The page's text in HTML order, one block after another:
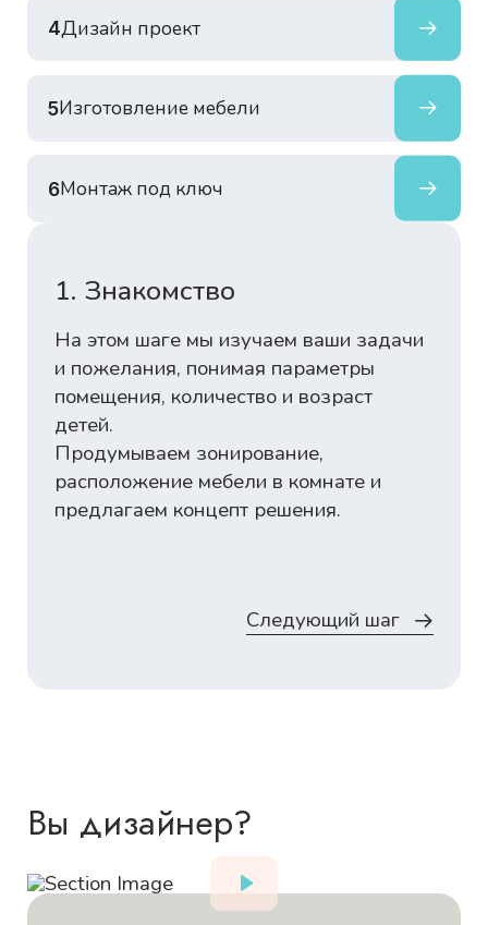
4Дизайн проект
5Изготовление мебели
6Монтаж под ключ
1. Знакомство
На этом шаге мы изучаем ваши задачи
и пожелания, понимая параметры
помещения, количество и возраст
детей.
Продумываем зонирование,
расположение мебели в комнате и
предлагаем концепт решения.
Следующий шаг
Вы дизайнер?